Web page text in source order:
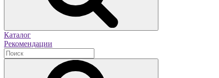
Каталог
Рекомендации